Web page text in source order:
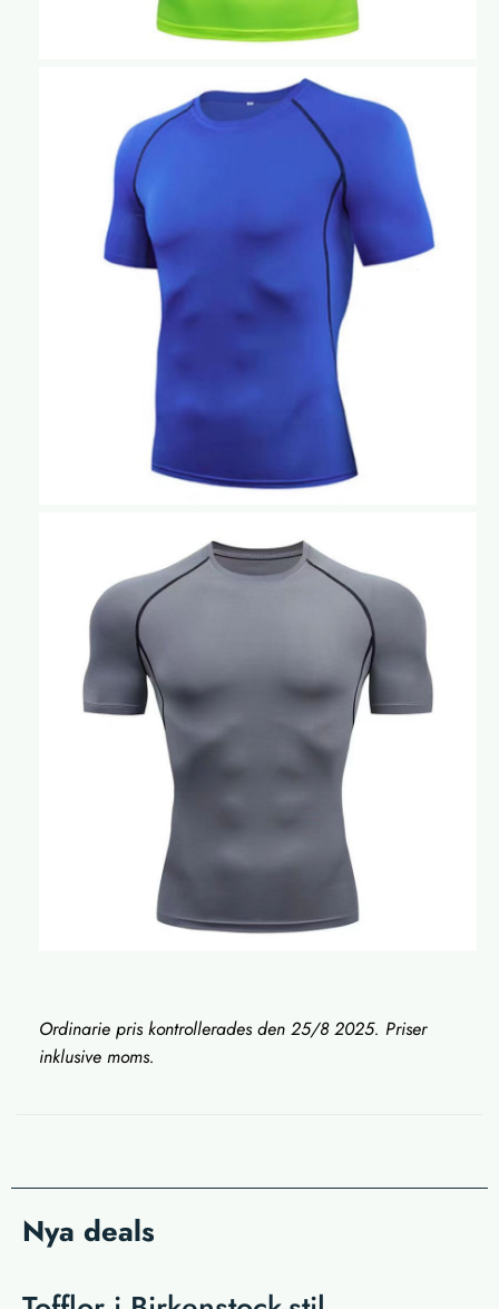
Ordinarie pris kontrollerades den 25/8 2025. Priser
inklusive moms.
Nya deals